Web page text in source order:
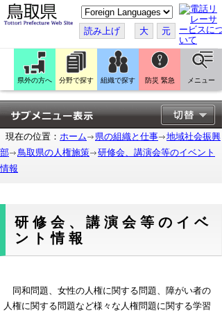
こ
の
ペ
ー
ジ
翻
訳
す
る
読み上げ 大 元
県外の方へ 分野で探す 組織で探す 防災 緊急 メニュー
現在の位置： ホーム 県の組織と仕事
地域社会振興
部
鳥取県の人権施策
研修会、講演会等のイベント
情報
研修会、講演会等のイベ
ント情報
同和問題、女性の人権に関する問題、障がい者の
人権に関する問題など様々な人権問題に関する学習